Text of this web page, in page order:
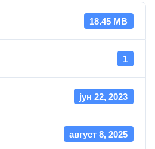
18.45 MB
1
јун 22, 2023
август 8, 2025